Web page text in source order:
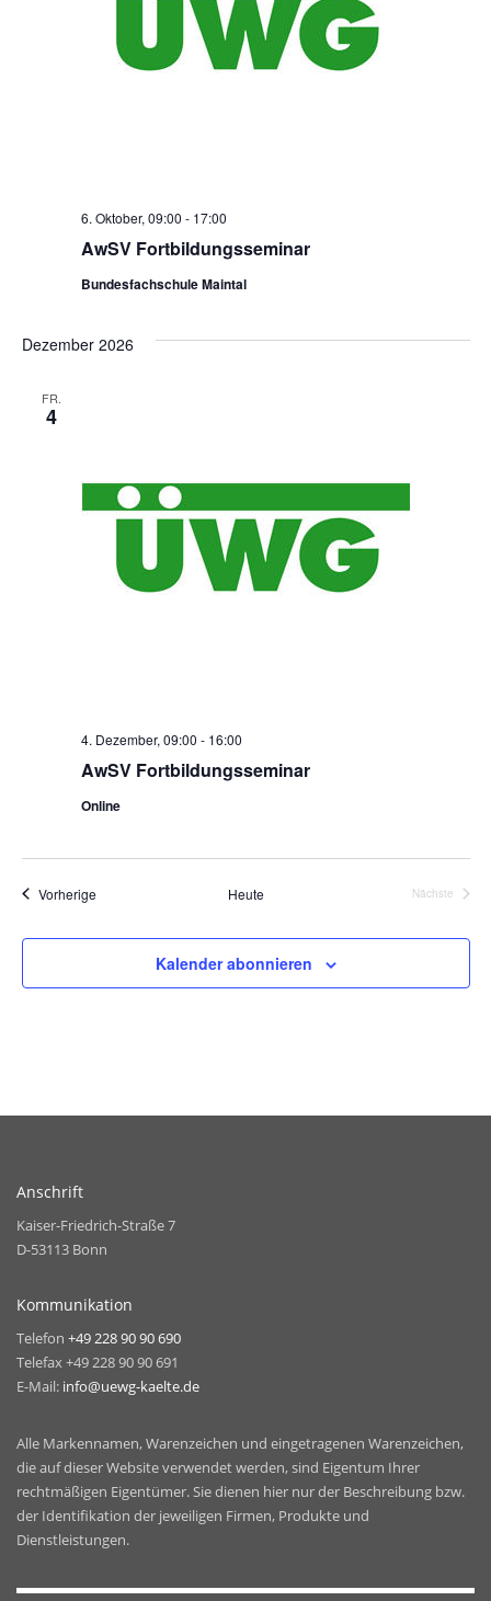
AwSV Fortbildungsseminar
6. Oktober, 09:00 - 17:00
Bundesfachschule Maintal
Dezember 2026
FR.
4
AwSV Fortbildungsseminar
4. Dezember, 09:00 - 16:00
Online
VorherigeVeranstaltungen Heute
Nächste
Kalender abonnieren
Anschrift
Kaiser-Friedrich-Straße 7
D-53113 Bonn
Kommunikation
Telefon +49 228 90 90 690
Telefax +49 228 90 90 691
E-Mail: info@uewg-kaelte.de
Alle Markennamen, Warenzeichen und eingetragenen Warenzeichen,
die auf dieser Website verwendet werden, sind Eigentum Ihrer
rechtmäßigen Eigentümer. Sie dienen hier nur der Beschreibung bzw.
der Identifikation der jeweiligen Firmen, Produkte und
Dienstleistungen.